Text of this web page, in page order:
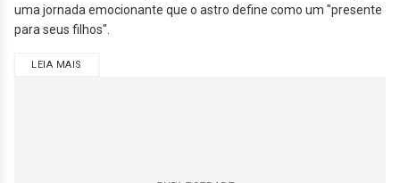
uma jornada emocionante que o astro define como um "presente
para seus filhos".
LEIA MAIS